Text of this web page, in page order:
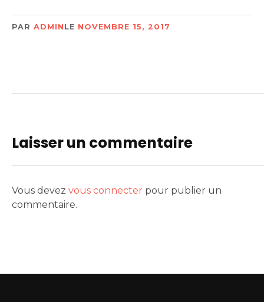
PAR ADMIN LE NOVEMBRE 15, 2017
Laisser un commentaire
Vous devez vous connecter pour publier un
commentaire.